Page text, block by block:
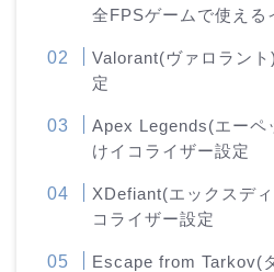
全FPSゲームで使える
Valorant(ヴァロラン
定
Apex Legends(エーペ
けイコライザー設定
XDefiant(エックスデ
コライザー設定
Escape from Tarkov(